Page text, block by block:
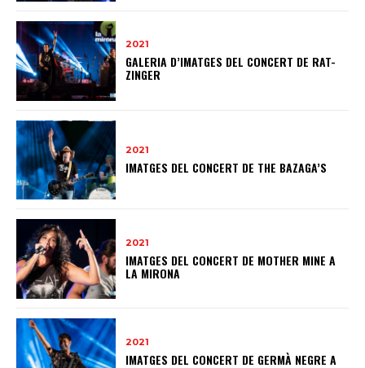
2021
GALERIA D’IMATGES DEL CONCERT DE RAT-
ZINGER
2021
IMATGES DEL CONCERT DE THE BAZAGA’S
2021
IMATGES DEL CONCERT DE MOTHER MINE A
LA MIRONA
2021
IMATGES DEL CONCERT DE GERMÀ NEGRE A